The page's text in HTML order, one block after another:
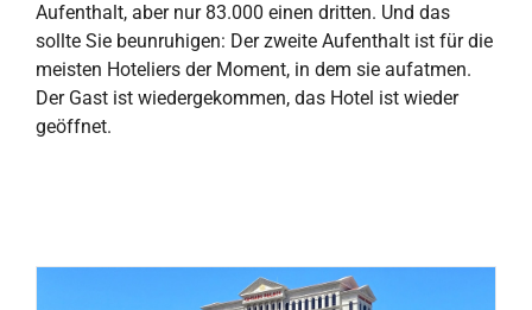
Aufenthalt, aber nur 83.000 einen dritten. Und das
sollte Sie beunruhigen: Der zweite Aufenthalt ist für die
meisten Hoteliers der Moment, in dem sie aufatmen.
Der Gast ist wiedergekommen, das Hotel ist wieder
geöffnet.